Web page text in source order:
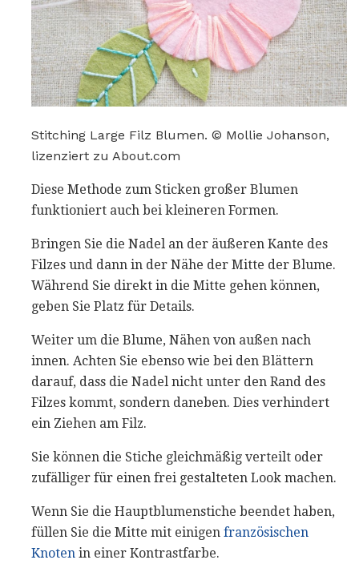
Stitching Large Filz Blumen. © Mollie Johanson,
lizenziert zu About.com
Diese Methode zum Sticken großer Blumen
funktioniert auch bei kleineren Formen.
Bringen Sie die Nadel an der äußeren Kante des
Filzes und dann in der Nähe der Mitte der Blume.
Während Sie direkt in die Mitte gehen können,
geben Sie Platz für Details.
Weiter um die Blume, Nähen von außen nach
innen. Achten Sie ebenso wie bei den Blättern
darauf, dass die Nadel nicht unter den Rand des
Filzes kommt, sondern daneben. Dies verhindert
ein Ziehen am Filz.
Sie können die Stiche gleichmäßig verteilt oder
zufälliger für einen frei gestalteten Look machen.
Wenn Sie die Hauptblumenstiche beendet haben,
füllen Sie die Mitte mit einigen französischen
Knoten in einer Kontrastfarbe.